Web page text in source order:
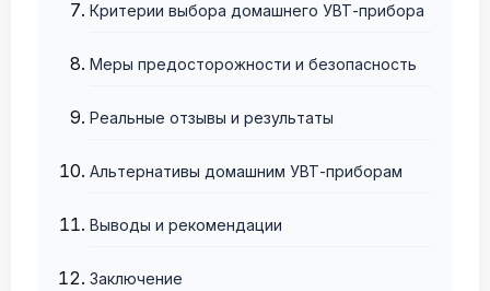
Критерии выбора домашнего УВТ-прибора
Меры предосторожности и безопасность
Реальные отзывы и результаты
Альтернативы домашним УВТ-приборам
Выводы и рекомендации
Заключение